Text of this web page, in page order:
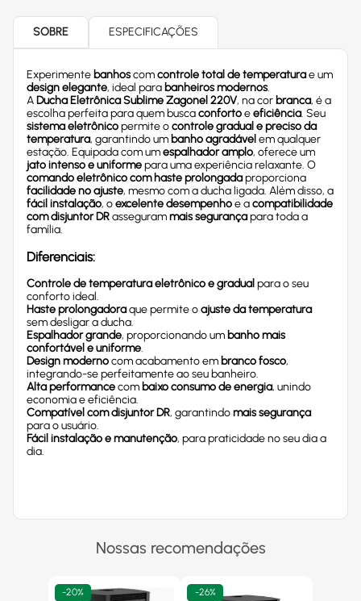
SOBRE ESPECIFICAÇÕES
Experimente banhoscomcontrole total de temperaturae um
design elegante, ideal para banheiros modernos.
ADucha Eletrônica Sublime Zagonel 220V, na cor branca, é a
escolha perfeita para quem buscaconfortoeeficiência. Seu
sistema eletrônicopermite ocontrole gradual e preciso da
temperatura, garantindo um banho agradável em qualquer
estação. Equipada com umespalhador amplo, oferece um
jato intenso e uniformepara uma experiência relaxante. O
comando eletrônico com haste prolongadaproporciona
facilidade no ajuste, mesmo com a ducha ligada. Além disso, a
fácil instalação, oexcelente desempenhoe acompatibilidade
com disjuntor DRassegurammais segurançapara toda a
família.
Diferenciais:
Controle de temperatura eletrônico e gradual para o seu
conforto ideal.
Haste prolongadoraque permite oajuste da temperatura
sem desligar a ducha.
Espalhador grande, proporcionando um banho mais
confortável e uniforme.
Design modernocom acabamento em branco fosco,
integrando-se perfeitamente ao seu banheiro.
Alta performancecom baixo consumo de energia, unindo
economia e eficiência.
Compatível com disjuntor DR, garantindomais segurança
para o usuário.
Fácil instalação e manutenção, para praticidade no seu dia a
dia.
Nossas recomendações
-20% -26%